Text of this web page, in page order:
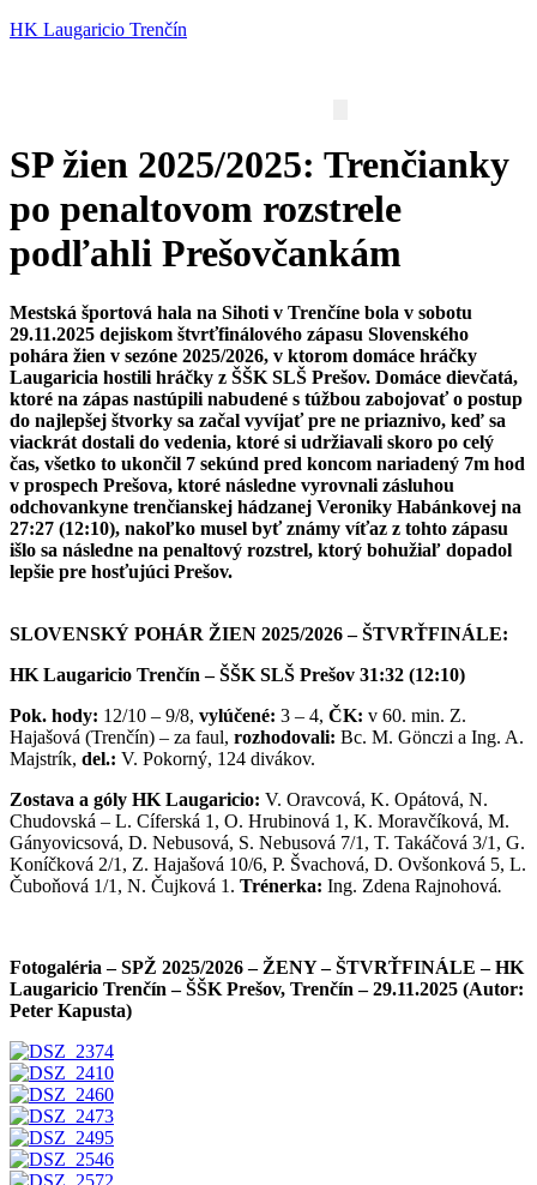
HK Laugaricio Trenčín
SP žien 2025/2025: Trenčianky
po penaltovom rozstrele
podľahli Prešovčankám
Mestská športová hala na Sihoti v Trenčíne bola v sobotu
29.11.2025 dejiskom štvrťfinálového zápasu Slovenského
pohára žien v sezóne 2025/2026, v ktorom domáce hráčky
Laugaricia hostili hráčky z ŠŠK SLŠ Prešov. Domáce dievčatá,
ktoré na zápas nastúpili nabudené s túžbou zabojovať o postup
do najlepšej štvorky sa začal vyvíjať pre ne priaznivo, keď sa
viackrát dostali do vedenia, ktoré si udržiavali skoro po celý
čas, všetko to ukončil 7 sekúnd pred koncom nariadený 7m hod
v prospech Prešova, ktoré následne vyrovnali zásluhou
odchovankyne trenčianskej hádzanej Veroniky Habánkovej na
27:27 (12:10), nakoľko musel byť známy víťaz z tohto zápasu
išlo sa následne na penaltový rozstrel, ktorý bohužiaľ dopadol
lepšie pre hosťujúci Prešov.
SLOVENSKÝ POHÁR ŽIEN 2025/2026 – ŠTVRŤFINÁLE:
HK Laugaricio Trenčín – ŠŠK SLŠ Prešov 31:32 (12:10)
Pok. hody: 12/10 – 9/8, vylúčené: 3 – 4, ČK: v 60. min. Z.
Hajašová (Trenčín) – za faul, rozhodovali: Bc. M. Gönczi a Ing. A.
Majstrík, del.: V. Pokorný, 124 divákov.
Zostava a góly HK Laugaricio: V. Oravcová, K. Opátová, N.
Chudovská – L. Cíferská 1, O. Hrubinová 1, K. Moravčíková, M.
Gányovicsová, D. Nebusová, S. Nebusová 7/1, T. Takáčová 3/1, G.
Koníčková 2/1, Z. Hajašová 10/6, P. Švachová, D. Ovšonková 5, L.
Čuboňová 1/1, N. Čujková 1. Trénerka: Ing. Zdena Rajnohová.
Fotogaléria – SPŽ 2025/2026 – ŽENY – ŠTVRŤFINÁLE – HK
Laugaricio Trenčín – ŠŠK Prešov, Trenčín – 29.11.2025 (Autor:
Peter Kapusta)